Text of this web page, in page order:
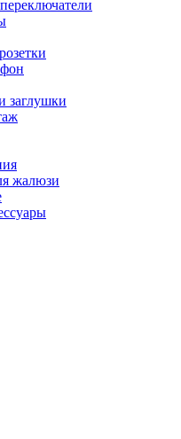
заглушки
жалюзи